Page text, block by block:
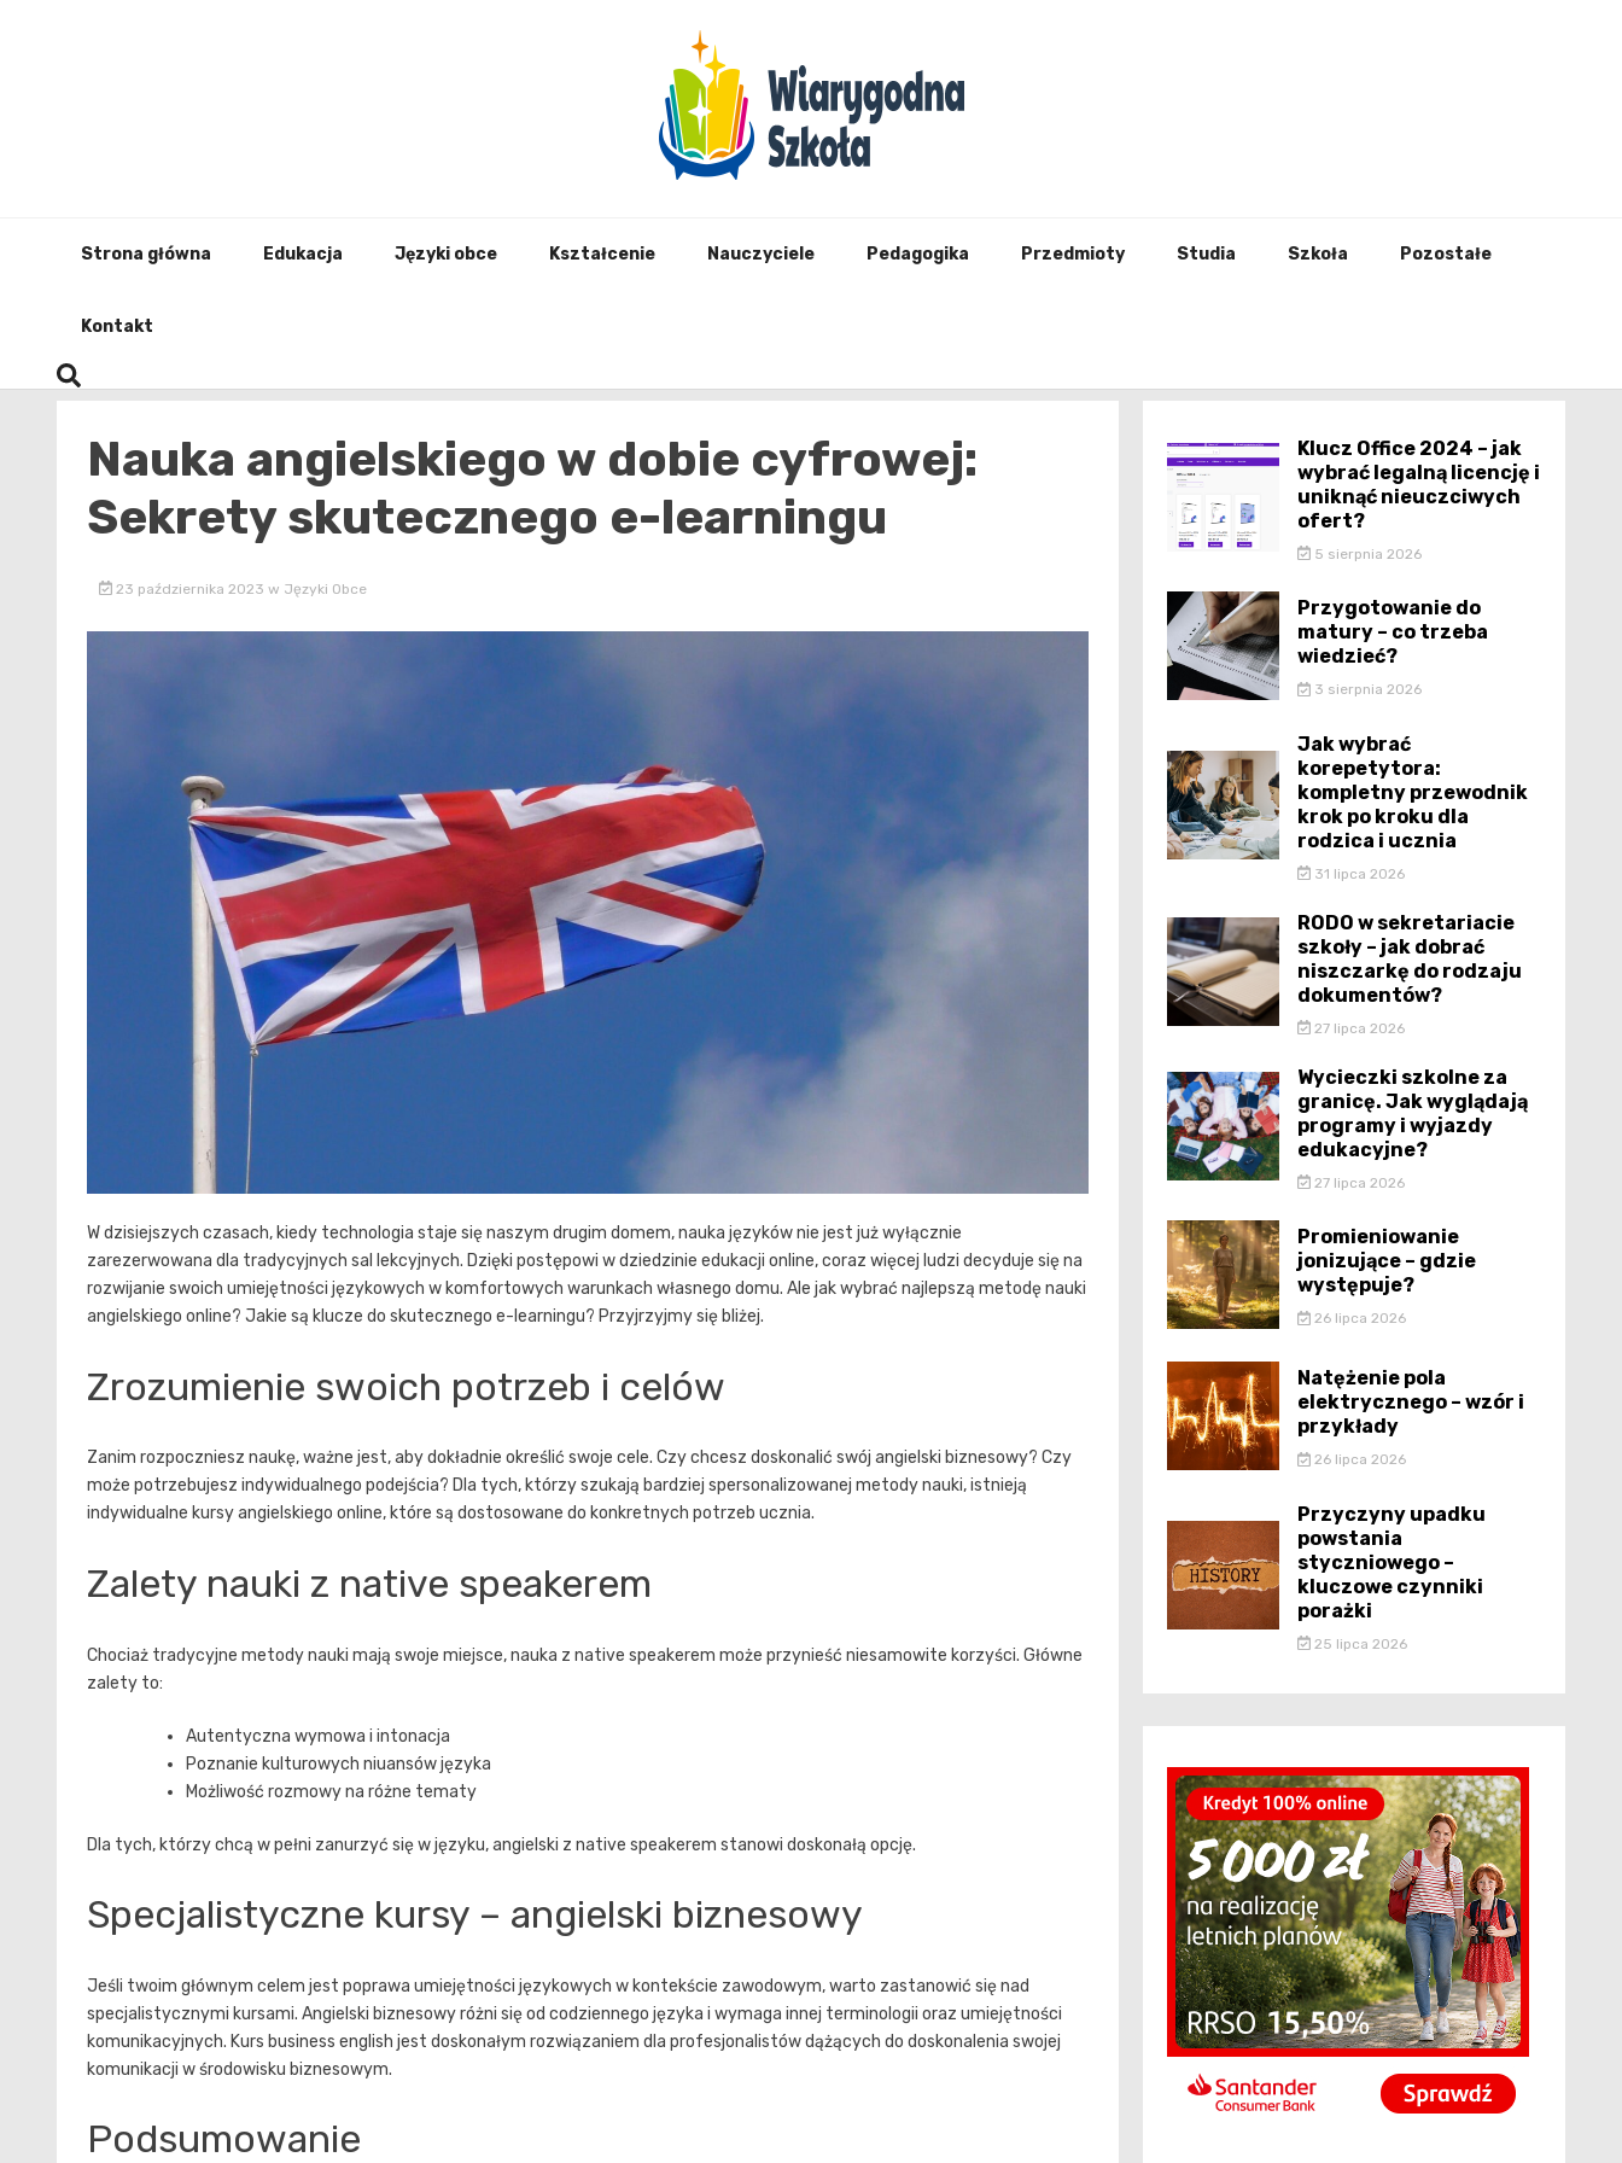
Strona główna Edukacja Języki obce Kształcenie Nauczyciele Pedagogika Przedmioty Studia Szkoła Pozostałe
Kontakt
Nauka angielskiego w dobie cyfrowej:
Sekrety skutecznego e-learningu
23 października 2023 w Języki Obce
W dzisiejszych czasach, kiedy technologia staje się naszym drugim domem, nauka języków nie jest już wyłącznie
zarezerwowana dla tradycyjnych sal lekcyjnych. Dzięki postępowi w dziedzinie edukacji online, coraz więcej ludzi decyduje się na
rozwijanie swoich umiejętności językowych w komfortowych warunkach własnego domu. Ale jak wybrać najlepszą metodę nauki
angielskiego online? Jakie są klucze do skutecznego e-learningu? Przyjrzyjmy się bliżej.
Zrozumienie swoich potrzeb i celów
Zanim rozpoczniesz naukę, ważne jest, aby dokładnie określić swoje cele. Czy chcesz doskonalić swój angielski biznesowy? Czy
może potrzebujesz indywidualnego podejścia? Dla tych, którzy szukają bardziej spersonalizowanej metody nauki, istnieją
indywidualne kursy angielskiego online, które są dostosowane do konkretnych potrzeb ucznia.
Zalety nauki z native speakerem
Chociaż tradycyjne metody nauki mają swoje miejsce, nauka z native speakerem może przynieść niesamowite korzyści. Główne
zalety to:
Autentyczna wymowa i intonacja
Poznanie kulturowych niuansów języka
Możliwość rozmowy na różne tematy
Dla tych, którzy chcą w pełni zanurzyć się w języku,angielski z native speakerem stanowi doskonałą opcję.
Specjalistyczne kursy – angielski biznesowy
Jeśli twoim głównym celem jest poprawa umiejętności językowych w kontekście zawodowym, warto zastanowić się nad
specjalistycznymi kursami. Angielski biznesowy różni się od codziennego języka i wymaga innej terminologii oraz umiejętności
komunikacyjnych. Kurs business english jest doskonałym rozwiązaniem dla profesjonalistów dążących do doskonalenia swojej
komunikacji w środowisku biznesowym.
Podsumowanie
Klucz Office 2024 – jak
wybrać legalną licencję i
uniknąć nieuczciwych
ofert?
5 sierpnia 2026
Przygotowanie do
matury – co trzeba
wiedzieć?
3 sierpnia 2026
Jak wybrać
korepetytora:
kompletny przewodnik
krok po kroku dla
rodzica i ucznia
31 lipca 2026
RODO w sekretariacie
szkoły – jak dobrać
niszczarkę do rodzaju
dokumentów?
27 lipca 2026
Wycieczki szkolne za
granicę. Jak wyglądają
programy i wyjazdy
edukacyjne?
27 lipca 2026
Promieniowanie
jonizujące – gdzie
występuje?
26 lipca 2026
Natężenie pola
elektrycznego – wzór i
przykłady
26 lipca 2026
Przyczyny upadku
powstania
styczniowego –
kluczowe czynniki
porażki
25 lipca 2026